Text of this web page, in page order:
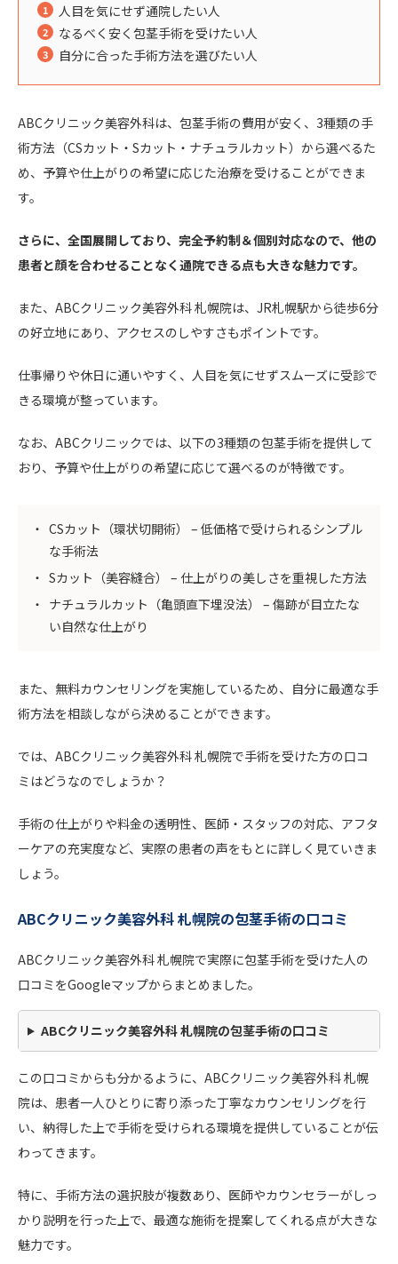
人目を気にせず通院したい人
なるべく安く包茎手術を受けたい人
自分に合った手術方法を選びたい人
ABCクリニック美容外科は、包茎手術の費用が安く、3種類の手
術方法（CSカット・Sカット・ナチュラルカット）から選べるた
め、予算や仕上がりの希望に応じた治療を受けることができま
す。
さらに、全国展開しており、完全予約制＆個別対応なので、他の
患者と顔を合わせることなく通院できる点も大きな魅力です。
また、ABCクリニック美容外科 札幌院は、JR札幌駅から徒歩6分
の好立地にあり、アクセスのしやすさもポイントです。
仕事帰りや休日に通いやすく、人目を気にせずスムーズに受診で
きる環境が整っています。
なお、ABCクリニックでは、以下の3種類の包茎手術を提供して
おり、予算や仕上がりの希望に応じて選べるのが特徴です。
CSカット（環状切開術） – 低価格で受けられるシンプル
な手術法
Sカット（美容縫合） – 仕上がりの美しさを重視した方法
ナチュラルカット（亀頭直下埋没法） – 傷跡が目立たな
い自然な仕上がり
また、無料カウンセリングを実施しているため、自分に最適な手
術方法を相談しながら決めることができます。
では、ABCクリニック美容外科 札幌院で手術を受けた方の口コ
ミはどうなのでしょうか？
手術の仕上がりや料金の透明性、医師・スタッフの対応、アフタ
ーケアの充実度など、実際の患者の声をもとに詳しく見ていきま
しょう。
ABCクリニック美容外科 札幌院の包茎手術の口コミ
ABCクリニック美容外科 札幌院で実際に包茎手術を受けた人の
口コミをGoogleマップからまとめました。
ABCクリニック美容外科 札幌院の包茎手術の口コミ
この口コミからも分かるように、ABCクリニック美容外科 札幌
院は、患者一人ひとりに寄り添った丁寧なカウンセリングを行
い、納得した上で手術を受けられる環境を提供していることが伝
わってきます。
特に、手術方法の選択肢が複数あり、医師やカウンセラーがしっ
かり説明を行った上で、最適な施術を提案してくれる点が大きな
魅力です。